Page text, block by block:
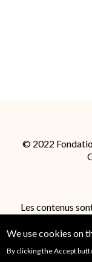
© 2022
Les contenus
We use cookies on
By clicking the Accept